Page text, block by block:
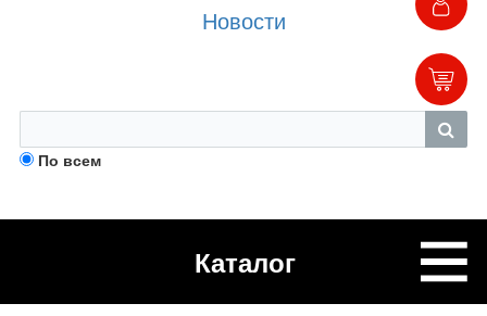
По всем
Новости
Каталог